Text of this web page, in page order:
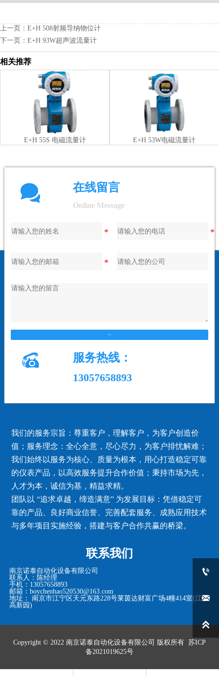
上一页： E+H 508射频导纳物位计
下一页： E+H 93W超声波流量计
相关推荐
E+H 55S 电磁流量计 E+H 53W电磁流量计
 在线留言
Online Message
 服务热线：
13057658893
我们的服务宗旨：尊重客户，理解客户，为客户创造价
值；服务理念：全心全意，尽心尽力，为客户排忧解难；
我们始终以服务为核心、质量为根本，用心打造稳定可靠
的仪表产品，以高效服务提升合作价值；秉持市场为先，
人才为本，诚信为基，精益求精。
团队以 “追求卓越，缔造满意” 为发展目标：凭借稳定可
靠的产品、良好商业信誉、完善配套服务、成熟应用技术
与多年项目实施经验，搭建与客户合作共赢的桥梁。
联系我们
南京诺泰自动化设备有限公司
联系人：陈经理
手机：13057658893
邮箱：boychenhao520530@163.com
地址： 南京市江宁区天元东路228号莱茵达财富广场4幢414室(江宁
高新园)
Copyright © 2022 南京诺泰自动化设备有限公司 版权所有 苏ICP
备2021019625号


